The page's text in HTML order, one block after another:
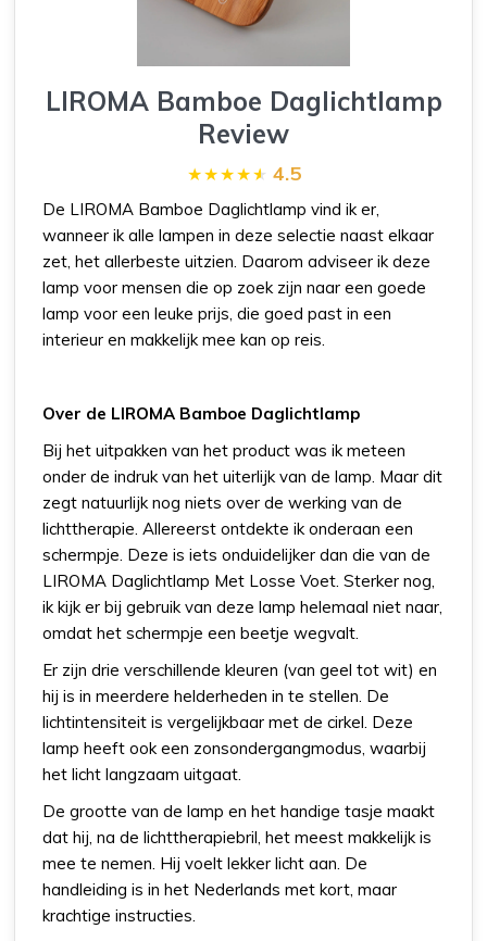
LIROMA Bamboe Daglichtlamp
Review
4.5
De LIROMA Bamboe Daglichtlamp vind ik er,
wanneer ik alle lampen in deze selectie naast elkaar
zet, het allerbeste uitzien. Daarom adviseer ik deze
lamp voor mensen die op zoek zijn naar een goede
lamp voor een leuke prijs, die goed past in een
interieur en makkelijk mee kan op reis.
Over de LIROMA Bamboe Daglichtlamp
Bij het uitpakken van het product was ik meteen
onder de indruk van het uiterlijk van de lamp. Maar dit
zegt natuurlijk nog niets over de werking van de
lichttherapie. Allereerst ontdekte ik onderaan een
schermpje. Deze is iets onduidelijker dan die van de
LIROMA Daglichtlamp Met Losse Voet. Sterker nog,
ik kijk er bij gebruik van deze lamp helemaal niet naar,
omdat het schermpje een beetje wegvalt.
Er zijn drie verschillende kleuren (van geel tot wit) en
hij is in meerdere helderheden in te stellen. De
lichtintensiteit is vergelijkbaar met de cirkel. Deze
lamp heeft ook een zonsondergangmodus, waarbij
het licht langzaam uitgaat.
De grootte van de lamp en het handige tasje maakt
dat hij, na de lichttherapiebril, het meest makkelijk is
mee te nemen. Hij voelt lekker licht aan. De
handleiding is in het Nederlands met kort, maar
krachtige instructies.